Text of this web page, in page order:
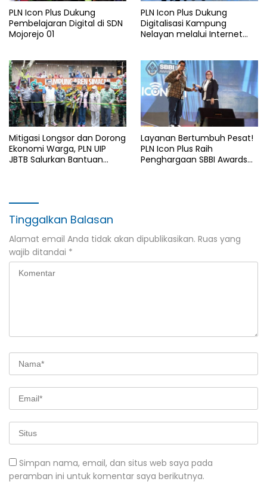
PLN Icon Plus Dukung
Pembelajaran Digital di SDN
Mojorejo 01
PLN Icon Plus Dukung
Digitalisasi Kampung
Nelayan melalui Internet
Mitigasi Longsor dan Dorong
Ekonomi Warga, PLN UIP
JBTB Salurkan Bantuan
Layanan Bertumbuh Pesat!
PLN Icon Plus Raih
Penghargaan SBBI Awards
Tinggalkan Balasan
Alamat email Anda tidak akan dipublikasikan. Ruas yang
wajib ditandai *
Simpan nama, email, dan situs web saya pada
peramban ini untuk komentar saya berikutnya.